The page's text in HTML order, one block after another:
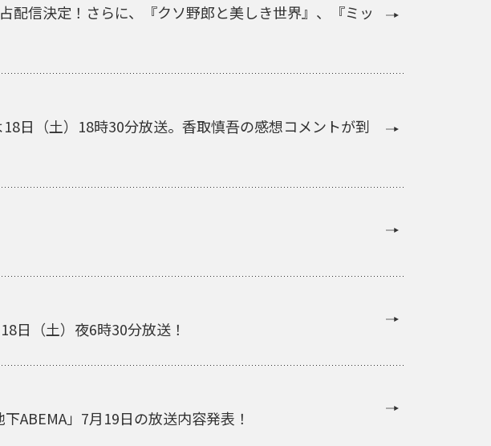
配信決定！さらに、『クソ野郎と美しき世界』、『ミッ
日（土）18時30分放送。香取慎吾の感想コメントが到
日（土）夜6時30分放送！
ABEMA」7月19日の放送内容発表！